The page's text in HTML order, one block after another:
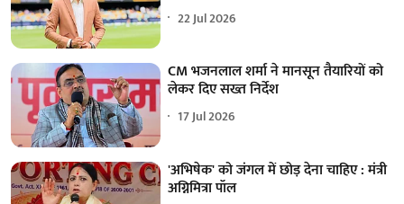
22 Jul 2026
CM भजनलाल शर्मा ने मानसून तैयारियों को
लेकर दिए सख्त निर्देश
17 Jul 2026
'अभिषेक' को जंगल में छोड़ देना चाहिए : मंत्री
अग्निमित्रा पॉल